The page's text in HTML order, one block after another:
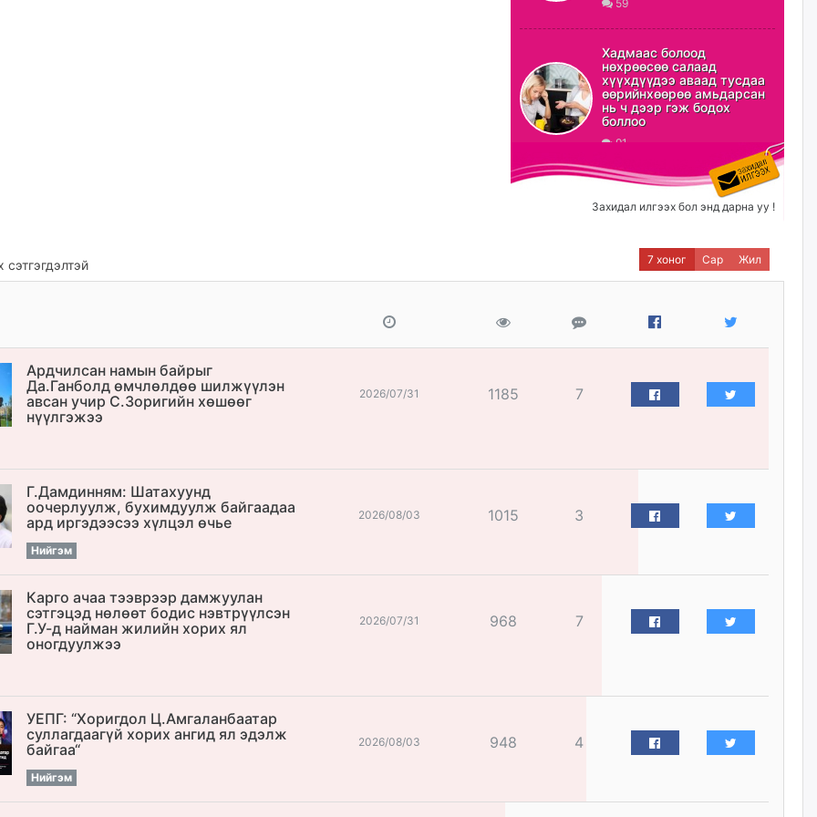
ХЗДХ-ын сайд С.Амарсайхан:
Авлигаар авсан хөрөнгийг
хурааж, нийгмийн сайн
сайхны хөгжилд зориулах
бөгөөд үүнийг хэд хэдэн эрх
бүхий байгууллагаас санал авна
өчигдѳр
Шатахууныг олдож байгаа
газраас нь л авч байна. Үнэ
тарифаас илүү хангамж дээр
анхаарч байна
Ц.Будханд: Дүүгээ гараад
долоон сарын хугацаа
Барилгын салбарын 100
Монгол Улсад 162 вагон - 9720
тонн АИ-92 орж иржээ
долларын санхүүжилтийн
эцсийн гэрээг есдүгээр сард
байгуулбал Тавантолгойн
Ханын материалд эхний
ээлжийн 6 блок орон сууцны
өчигдѳр
59
Хадмаас болоод
нөхрөөсөө салаад
хүүхдүүдээ аваад тусдаа
өөрийнхөөрөө амьдарсан
нь ч дээр гэж бодох
боллоо
91
Захидал илгээх бол энд дарна уу !
7 хоног Сар Жил
Ардчилсан намын байрыг
Да.Ганболд өмчлөлдөө шилжүүлэн
авсан учир С.Зоригийн хөшөөг
нүүлгэжээ
2026/07/31 1185 7
Г.Дамдинням: Шатахуунд
оочерлуулж, бухимдуулж байгаадаа
ард иргэдээсээ хүлцэл өчье
Нийгэм
2026/08/03 1015 3
Карго ачаа тээврээр дамжуулан
сэтгэцэд нөлөөт бодис нэвтрүүлсэн
Г.У-д найман жилийн хорих ял
оногдуулжээ
2026/07/31 968 7
УЕПГ: “Хоригдол Ц.Амгаланбаатар
cуллагдаагүй хорих ангид ял эдэлж
байгаа“
Нийгэм
2026/08/03 948 4